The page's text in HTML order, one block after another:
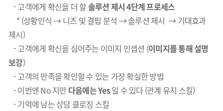
-고객에게 확신을 더 할솔루션 제시4단계 프로세스
* (상황인식 → 니즈 및 결핍 분석 → 솔루션 제시 → 기대효과
제시)
-고객에게 확신을 심어주는 이미지 인셉션 (이미지를 통해 설명
보강)
-고객의 만족을 확인할 수 있는 가장 확실한 방법
-이번엔 No지만 다음에는Yes일 수 있다(관계 유지 스킬)
-기억에 남는 상담 클로징 스킬